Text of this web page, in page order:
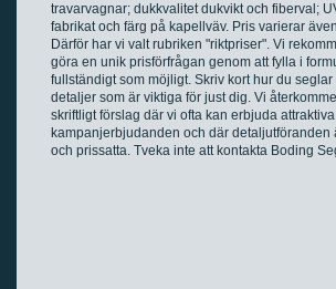
travarvagnar; dukkvalitet dukvikt och fiberval;
fabrikat och färg på kapellväv. Pris varierar
Därför har vi valt rubriken "riktpriser". Vi
göra en unik prisförfrågan genom att fylla i
fullständigt som möjligt. Skriv kort hur du
detaljer som är viktiga för just dig. Vi
skriftligt förslag där vi ofta kan erbjuda attraktiva
kampanjerbjudanden och där detaljutföranden
och prissatta. Tveka inte att kontakta Boding